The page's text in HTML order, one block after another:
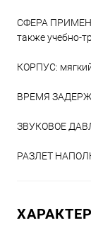
СФЕРА
также учебно-
КОРПУС: мягкий
ВРЕМЯ
ЗВУКОВОЕ
РАЗЛЕТ